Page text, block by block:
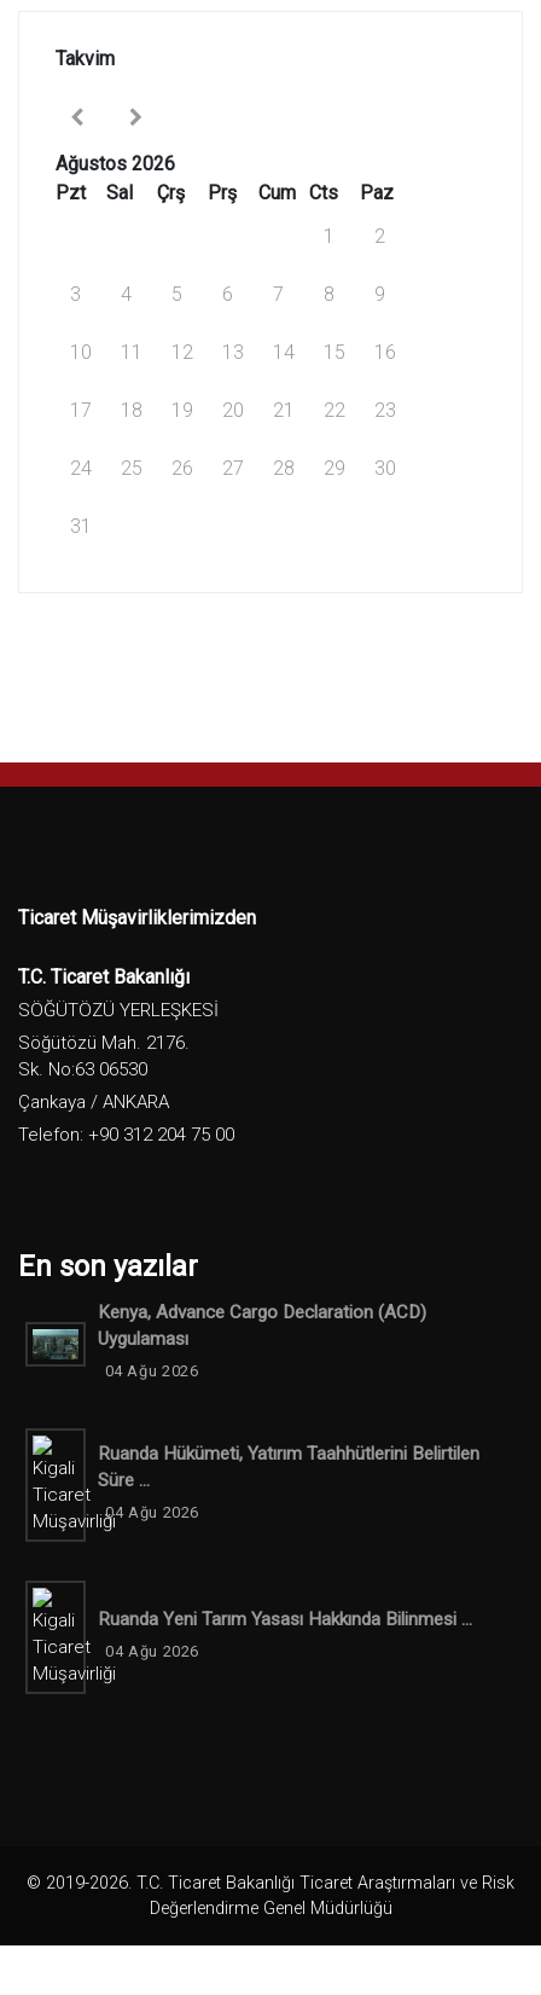
Takvim
Ağustos 2026
Pzt
Sal Çrş Prş Cum Cts
Paz
1
2
3 4 5 6 7 8 9
10 11 12 13 14 15 16
17 18 19 20 21 22 23
24 25 26 27 28 29 30
31
Ticaret Müşavirliklerimizden
T.C. Ticaret Bakanlığı
SÖĞÜTÖZÜ YERLEŞKESİ
Söğütözü Mah. 2176.
Sk. No:63 06530
Çankaya / ANKARA
Telefon: +90 312 204 75 00
En son yazılar
Kenya, Advance Cargo Declaration (ACD)
Uygulaması
04 Ağu 2026
Ruanda Hükümeti, Yatırım Taahhütlerini Belirtilen
Süre ...
04 Ağu 2026
Ruanda Yeni Tarım Yasası Hakkında Bilinmesi ...
04 Ağu 2026
© 2019-2026. T.C. Ticaret Bakanlığı Ticaret Araştırmaları ve Risk
Değerlendirme Genel Müdürlüğü